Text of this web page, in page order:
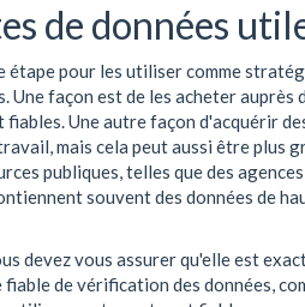
de données
étape pour les utiliser comme
façon est de les acheter auprès
Une autre façon d'acquérir
mais cela peut aussi être plus
publiques, telles que des
souvent des données de
devez vous assurer qu'elle est
de vérification des données,